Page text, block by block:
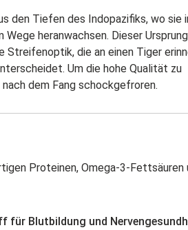
den Tiefen des Indopazifiks, wo sie
heranwachsen. Dieser Ursprung
Streifenoptik, die an einen Tiger
Um die hohe Qualität zu
dem Fang schockgefroren.
Proteinen, Omega-3-Fettsäuren
für Blutbildung und